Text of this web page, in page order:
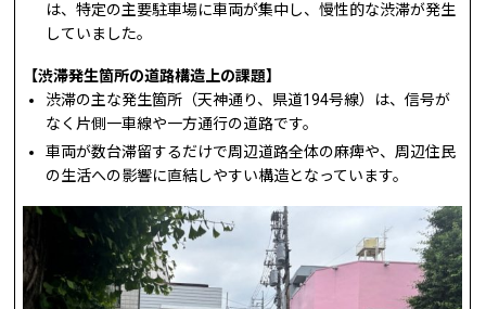
は、特定の主要駐車場に車両が集中し、慢性的な渋滞が発生
していました。
【渋滞発生箇所の道路構造上の課題】
渋滞の主な発生箇所（天神通り、県道194号線）は、信号が
なく片側一車線や一方通行の道路です。
車両が数台滞留するだけで周辺道路全体の麻痺や、周辺住民
の生活への影響に直結しやすい構造となっています。